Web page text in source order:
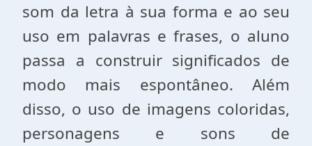
som da letra à sua forma e ao seu
uso em palavras e frases, o aluno
passa a construir significados de
modo mais espontâneo. Além
disso, o uso de imagens coloridas,
personagens e sons de